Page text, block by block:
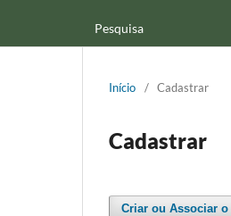
Pesquisa
Início / Cadastrar
Cadastrar
Criar ou Associar o